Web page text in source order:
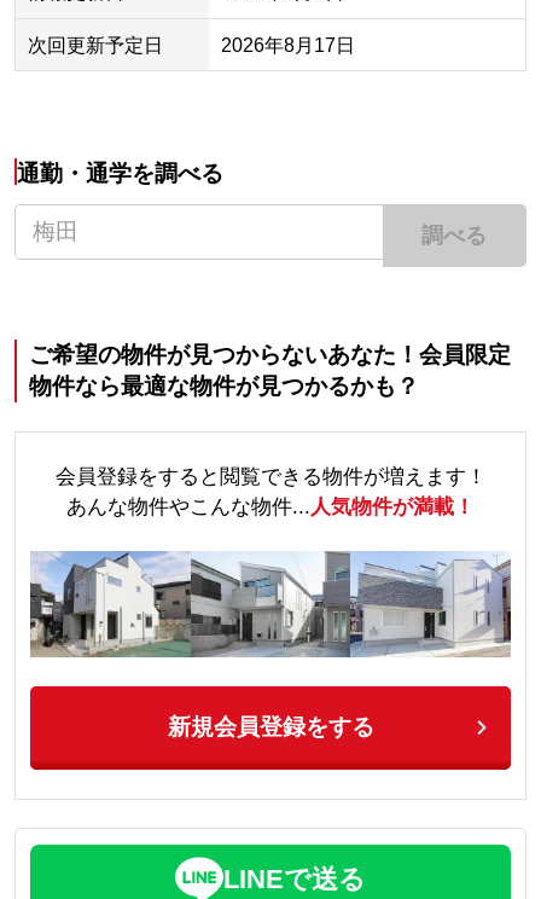
次回更新予定日 2026年8月17日
通勤・通学を調べる
調べる
ご希望の物件が見つからないあなた！会員限定
物件なら最適な物件が見つかるかも？
会員登録をすると閲覧できる物件が増えます！
あんな物件やこんな物件...人気物件が満載！
新規会員登録をする
LINEで送る